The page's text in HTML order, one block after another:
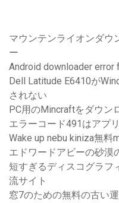
マウンテンライオンダウ
ー
Android downloader error
Dell Latitude E6410が
されない
PC用のMincraftをダウン
エラーコード491はアプ
Wake up nebu kiniza無料
エドワードアビーの砂漠
短すぎるディスコグラフ
流サイト
窓7のための無料の古い